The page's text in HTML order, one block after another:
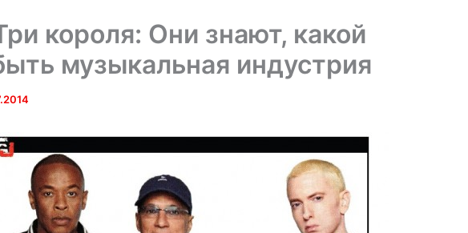
короля: Они знают, какой
музыкальная индустрия